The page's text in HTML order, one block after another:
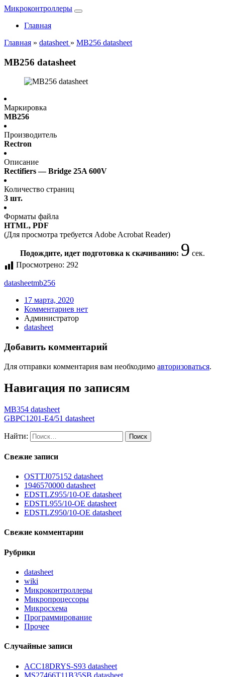
Микроконтроллеры
Главная
Главная » datasheet » MB256 datasheet
MB256 datasheet
Маркировка
MB256
Производитель
Rectron
Описание
Rectifiers — Bridge 25A 600V
Количество страниц
3 шт.
Форматы файла
HTML, PDF
(Для просмотра требуется Adobe Acrobat Reader)
Подождите, идет подготовка к скачиванию: 9 сек.
Просмотрено: 292
datasheetmb256
17 марта, 2020
Комментариев нет
Администратор
datasheet
Добавить комментарий
Для отправки комментария вам необходимо авторизоваться.
Навигация по записям
MB354 datasheet
GBPC1201-E4/51 datasheet
Найти:
Свежие записи
OSTTJ075152 datasheet
1946570000 datasheet
EDSTLZ955/10-OE datasheet
EDSTL955/10-OE datasheet
EDSTLZ950/10-OE datasheet
Свежие комментарии
Рубрики
datasheet
wiki
Микроконтроллеры
Микропроцессоры
Микросхема
Программирование
Прочее
Случайные записи
ACC18DRYS-S93 datasheet
MS27466T11B35SB datasheet